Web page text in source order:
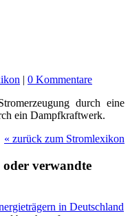
| 0 Kommentare
durch eine
ein Dampfkraftwerk.
« zurück zum Stromlexikon
verwandte
in Deutschland